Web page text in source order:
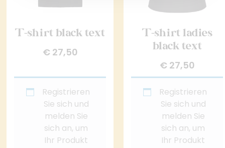
T-shirt black text
€ 27,50
Registrieren
Sie sich und
melden Sie
sich an, um
Ihr Produkt
T-shirt ladies
black text
€ 27,50
Registrieren
Sie sich und
melden Sie
sich an, um
Ihr Produkt